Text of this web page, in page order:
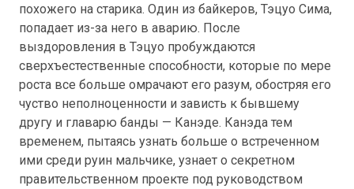
похожего на старика. Один из байкеров, Тэцуо Сима,
попадает из-за него в аварию. После
выздоровления в Тэцуо пробуждаются
сверхъестественные способности, которые по мере
роста все больше омрачают его разум, обостряя его
чуство неполноценности и зависть к бывшему
другу и главарю банды — Канэде. Канэда тем
временем, пытаясь узнать больше о встреченном
ими среди руин мальчике, узнает о секретном
правительственном проекте под руководством